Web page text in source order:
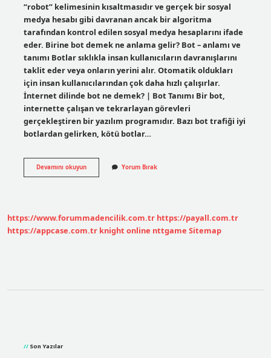
“robot” kelimesinin kısaltmasıdır ve gerçek bir sosyal
medya hesabı gibi davranan ancak bir algoritma
tarafından kontrol edilen sosyal medya hesaplarını ifade
eder. Birine bot demek ne anlama gelir? Bot – anlamı ve
tanımı Botlar sıklıkla insan kullanıcıların davranışlarını
taklit eder veya onların yerini alır. Otomatik oldukları
için insan kullanıcılarından çok daha hızlı çalışırlar.
İnternet dilinde bot ne demek? | Bot Tanımı Bir bot,
internette çalışan ve tekrarlayan görevleri
gerçekleştiren bir yazılım programıdır. Bazı bot trafiği iyi
botlardan gelirken, kötü botlar…
Devamını okuyunBot
Kime
Yorum Bırak
https://www.forummadencilik.com.tr https://payall.com.tr
https://appcase.com.tr knight online nttgame Sitemap
Son Yazılar